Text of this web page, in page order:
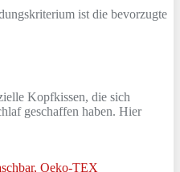
ist die bevorzugte
Kopfkissen, die sich
geschaffen haben. Hier